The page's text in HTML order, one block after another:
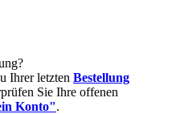
Ihrer letzten Bestellung
Sie Ihre offenen
Konto".